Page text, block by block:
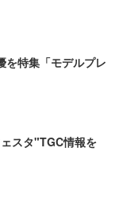
を特集「モデルプレ
スタ"TGC情報を